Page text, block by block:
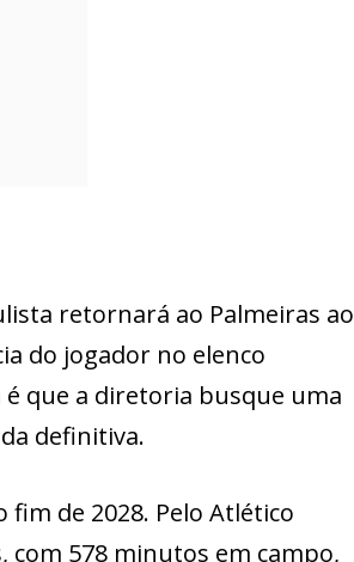
retornará ao Palmeiras ao
do jogador no elenco
é que a diretoria busque uma
definitiva.
de 2028. Pelo Atlético
com 578 minutos em campo,